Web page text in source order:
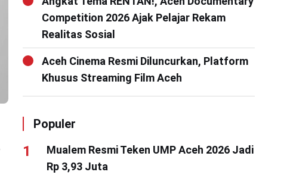
Competition 2026 Ajak Pelajar Rekam
Realitas Sosial
Aceh Cinema Resmi Diluncurkan, Platform
Khusus Streaming Film Aceh
Populer
Mualem Resmi Teken UMP Aceh 2026 Jadi
Rp 3,93 Juta